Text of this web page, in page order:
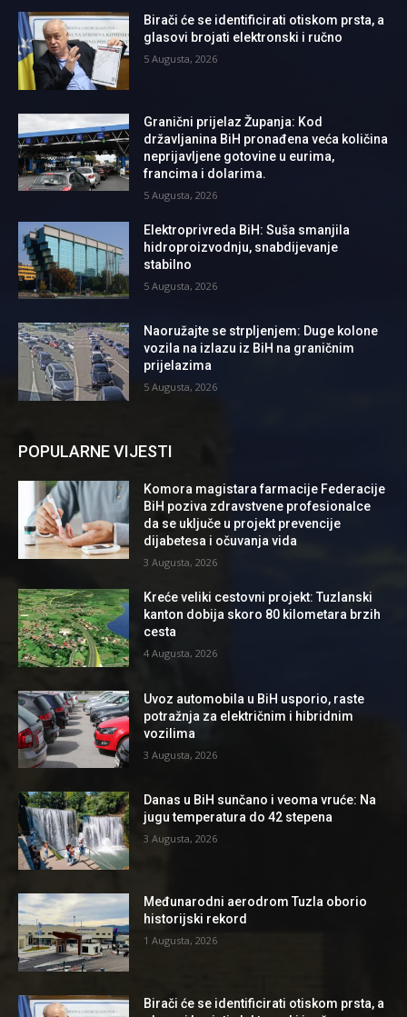
Birači će se identificirati otiskom prsta, a
glasovi brojati elektronski i ručno
5 Augusta, 2026
Granični prijelaz Županja: Kod
državljanina BiH pronađena veća količina
neprijavljene gotovine u eurima,
francima i dolarima.
5 Augusta, 2026
Elektroprivreda BiH: Suša smanjila
hidroproizvodnju, snabdijevanje
stabilno
5 Augusta, 2026
Naoružajte se strpljenjem: Duge kolone
vozila na izlazu iz BiH na graničnim
prijelazima
5 Augusta, 2026
POPULARNE VIJESTI
Komora magistara farmacije Federacije
BiH poziva zdravstvene profesionalce
da se uključe u projekt prevencije
dijabetesa i očuvanja vida
3 Augusta, 2026
Kreće veliki cestovni projekt: Tuzlanski
kanton dobija skoro 80 kilometara brzih
cesta
4 Augusta, 2026
Uvoz automobila u BiH usporio, raste
potražnja za električnim i hibridnim
vozilima
3 Augusta, 2026
Danas u BiH sunčano i veoma vruće: Na
jugu temperatura do 42 stepena
3 Augusta, 2026
Međunarodni aerodrom Tuzla oborio
historijski rekord
1 Augusta, 2026
Birači će se identificirati otiskom prsta, a